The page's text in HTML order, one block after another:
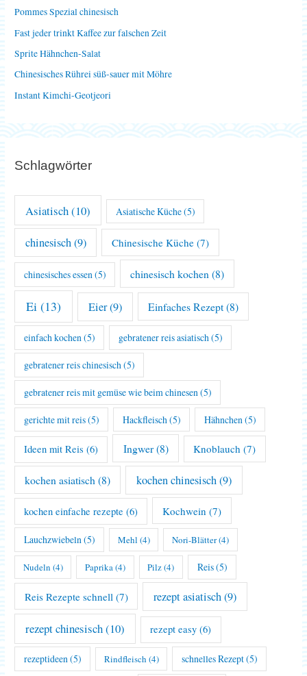
c
h
:
Pommes Spezial chinesisch
Fast jeder trinkt Kaffee zur falschen Zeit
Sprite Hähnchen-Salat
Chinesisches Rührei süß-sauer mit Möhre
Instant Kimchi-Geotjeori
Schlagwörter
Asiatisch(10) Asiatische Küche(5)
chinesisch(9) Chinesische Küche (7)
chinesisches essen(5) chinesisch kochen (8)
Ei (13) Eier(9) Einfaches Rezept(8)
einfach kochen(5) gebratener reis asiatisch(5)
gebratener reis chinesisch (5)
gebratener reis mit gemüse wie beim chinesen (5)
gerichte mit reis(5) Hackfleisch (5) Hähnchen (5)
Ideen mit Reis (6) Ingwer(8) Knoblauch (7)
kochen asiatisch (8) kochen chinesisch(9)
kochen einfache rezepte (6) Kochwein (7)
Lauchzwiebeln(5) Mehl (4) Nori-Blätter(4)
Nudeln (4) Paprika(4) Pilz(4) Reis(5)
Reis Rezepte schnell (7) rezept asiatisch(9)
rezept chinesisch(10) rezept easy (6)
rezeptideen (5) Rindfleisch (4) schnelles Rezept(5)